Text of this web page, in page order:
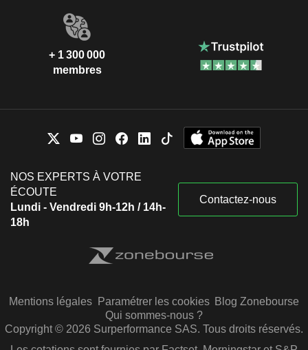
+ 1 300 000
membres
NOS EXPERTS À VOTRE
ÉCOUTE
Lundi - Vendredi 9h-12h / 14h-
18h
Contactez-nous
Mentions légales Paramétrer les cookies Blog Zonebourse
Qui sommes-nous ?
Copyright © 2026 Surperformance SAS. Tous droits réservés.